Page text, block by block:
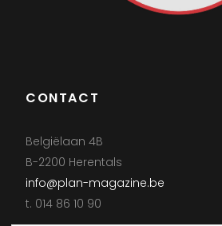
CONTACT
Belgiëlaan 4B
B-2200 Herentals
info@plan-magazine.be
t. 014 86 10 90